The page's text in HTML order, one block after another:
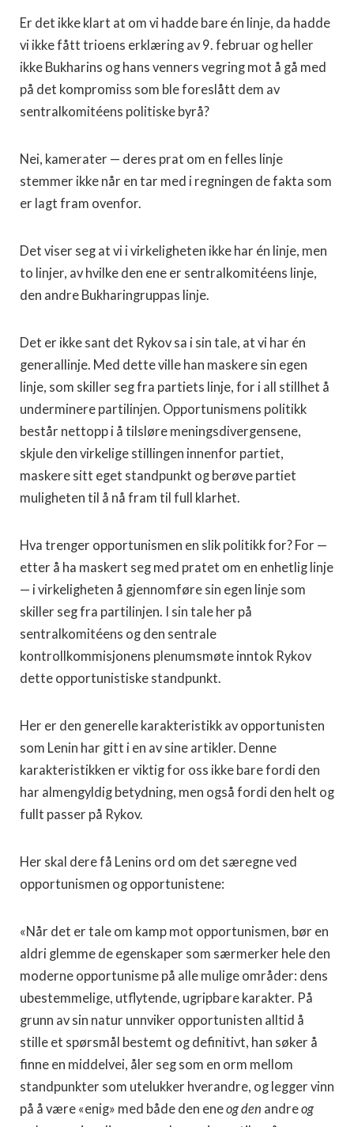
Er det ikke klart at om vi hadde bare én linje, da hadde
vi ikke fått trioens erklæring av 9. februar og heller
ikke Bukharins og hans venners vegring mot å gå med
på det kompromiss som ble foreslått dem av
sentralkomitéens politiske byrå?
Nei, kamerater — deres prat om en felles linje
stemmer ikke når en tar med i regningen de fakta som
er lagt fram ovenfor.
Det viser seg at vi i virkeligheten ikke har én linje, men
to linjer, av hvilke den ene er sentralkomitéens linje,
den andre Bukharingruppas linje.
Det er ikke sant det Rykov sa i sin tale, at vi har én
generallinje. Med dette ville han maskere sin egen
linje, som skiller seg fra partiets linje, for i all stillhet å
underminere partilinjen. Opportunismens politikk
består nettopp i å tilsløre meningsdivergensene,
skjule den virkelige stillingen innenfor partiet,
maskere sitt eget standpunkt og berøve partiet
muligheten til å nå fram til full klarhet.
Hva trenger opportunismen en slik politikk for? For —
etter å ha maskert seg med pratet om en enhetlig linje
— i virkeligheten å gjennomføre sin egen linje som
skiller seg fra partilinjen. I sin tale her på
sentralkomitéens og den sentrale
kontrollkommisjonens plenumsmøte inntok Rykov
dette opportunistiske standpunkt.
Her er den generelle karakteristikk av opportunisten
som Lenin har gitt i en av sine artikler. Denne
karakteristikken er viktig for oss ikke bare fordi den
har almengyldig betydning, men også fordi den helt og
fullt passer på Rykov.
Her skal dere få Lenins ord om det særegne ved
opportunismen og opportunistene:
«Når det er tale om kamp mot opportunismen, bør en
aldri glemme de egenskaper som særmerker hele den
moderne opportunisme på alle mulige områder: dens
ubestemmelige, utflytende, ugripbare karakter. På
grunn av sin natur unnviker opportunisten alltid å
stille et spørsmål bestemt og defini­tivt, han søker å
finne en middelvei, åler seg som en orm mellom
standpunkter som utelukker hverandre, og legger vinn
på å være «enig» med både den eneog den andreog